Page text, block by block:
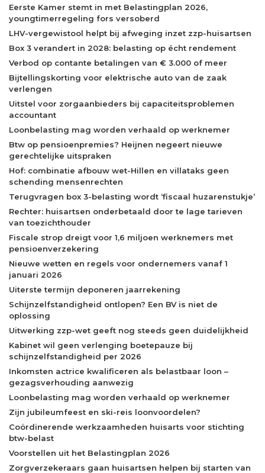
Eerste Kamer stemt in met Belastingplan 2026,
youngtimerregeling fors versoberd
LHV-vergewistool helpt bij afweging inzet zzp-huisartsen
Box 3 verandert in 2028: belasting op écht rendement
Verbod op contante betalingen van € 3.000 of meer
Bijtellingskorting voor elektrische auto van de zaak
verlengen
Uitstel voor zorgaanbieders bij capaciteitsproblemen
accountant
Loonbelasting mag worden verhaald op werknemer
Btw op pensioenpremies? Heijnen negeert nieuwe
gerechtelijke uitspraken
Hof: combinatie afbouw wet-Hillen en villataks geen
schending mensenrechten
Terugvragen box 3-belasting wordt ‘fiscaal huzarenstukje’
Rechter: huisartsen onderbetaald door te lage tarieven
van toezichthouder
Fiscale strop dreigt voor 1,6 miljoen werknemers met
pensioenverzekering
Nieuwe wetten en regels voor ondernemers vanaf 1
januari 2026
Uiterste termijn deponeren jaarrekening
Schijnzelfstandigheid ontlopen? Een BV is niet de
oplossing
Uitwerking zzp-wet geeft nog steeds geen duidelijkheid
Kabinet wil geen verlenging boetepauze bij
schijnzelfstandigheid per 2026
Inkomsten actrice kwalificeren als belastbaar loon –
gezagsverhouding aanwezig
Loonbelasting mag worden verhaald op werknemer
Zijn jubileumfeest en ski-reis loonvoordelen?
Coördinerende werkzaamheden huisarts voor stichting
btw-belast
Voorstellen uit het Belastingplan 2026
Zorgverzekeraars gaan huisartsen helpen bij starten van